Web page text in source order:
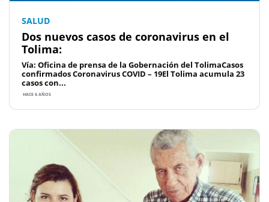
SALUD
Dos nuevos casos de coronavirus en el
Tolima:
Vía: Oficina de prensa de la Gobernación del TolimaCasos
confirmados Coronavirus COVID – 19El Tolima acumula 23
casos con...
HACE 6 AÑOS